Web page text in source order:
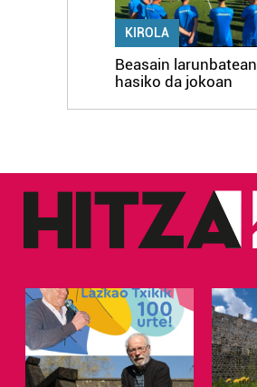
KIROLA
Beasain larunbatean
hasiko da jokoan